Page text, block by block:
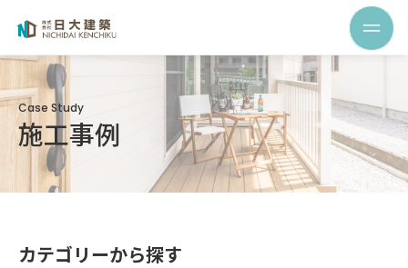
Case Study
施工事例
カテゴリーから探す